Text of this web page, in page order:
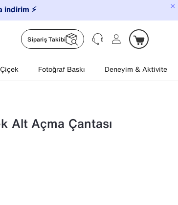
×
⚡️
Sipariş Takibi
Çiçek Fotoğraf Baskı Deneyim & Aktivite
Alt Açma Çantası